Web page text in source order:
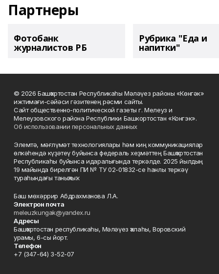
Партнеры
Фотобанк
журналистов РБ
Рубрика "Еда и
напитки"
© 2026 Башҡортостан Республикаһы Мәләүез районы «Көнгәк»
ижтимағи-сәйәси гәзитенең рәсми сайты.
Сайт общественно-политической газеты г. Мелеуз и
Мелеузовского района Республики Башкортостан «Конгэк».
Об использовании персональных данных
Элемтә, мәғлүмәт технологиялары һәм киң коммуникациялар
өлкәһендә күҙәтеү буйынса федераль хеҙмәттең Башҡортостан
Республикаһы буйынса идаралығында теркәлде. 2025 йылдың
19 майында бирелгән ПИ № ТУ 02-01832-се һанлы теркәү
тураһындағы таныҡлыҡ.
Баш мөхәррир Абдрахманова Л.А.
Электрон почта
meleuzkungak@yandex.ru
Адресы
Башҡортостан республикаһы, Мәләүез ҡалаһы, Воровский
урамы, 6-сы йорт.
Телефон
+7 (347-64) 3-52-07